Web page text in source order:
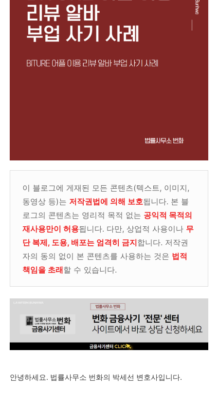
이 블로그에 게재된 모든 콘텐츠(텍스트, 이미지,
동영상 등)는 저작권법에 의해 보호됩니다. 본 블
로그의 콘텐츠는 영리적 목적 없는 공익적 목적의
재사용만이 허용됩니다. 다만, 상업적 사용이나 무
단 복제, 도용, 배포는 엄격히 금지합니다. 저작권
자의 동의 없이 본 콘텐츠를 사용하는 것은 법적
책임을 초래할 수 있습니다.
안녕하세요. 법률사무소 번화의 박세선 변호사입니다.